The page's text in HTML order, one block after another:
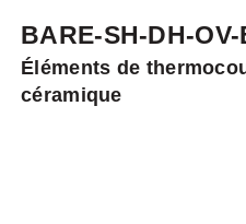
BARE-SH-DH-OV-
Éléments de
céramique